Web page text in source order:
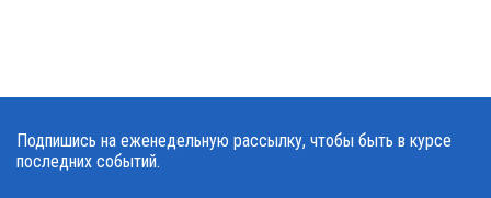
Подпишись на еженедельную рассылку, чтобы быть в курсе
последних событий.